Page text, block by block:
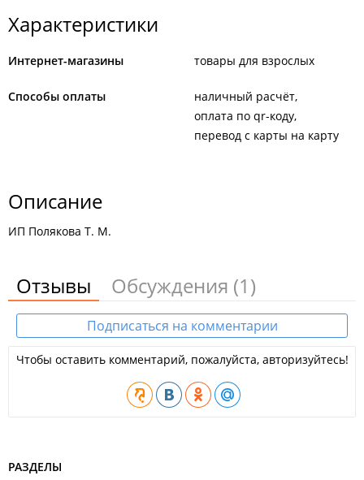
Характеристики
Интернет-магазины товары для взрослых
Способы оплаты
наличный расчёт
оплата по qr-коду
перевод с карты на карту
Описание
ИП Полякова Т. М.
Отзывы Обсуждения (1)
Подписаться на комментарии
Чтобы оставить комментарий, пожалуйста, авторизуйтесь!
РАЗДЕЛЫ